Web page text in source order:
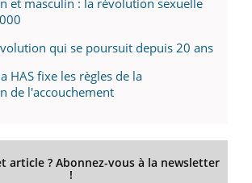
qui se poursuit depuis 20 ans
HAS fixe les règles de la
de l'accouchement
article ? Abonnez-vous à la newsletter
!